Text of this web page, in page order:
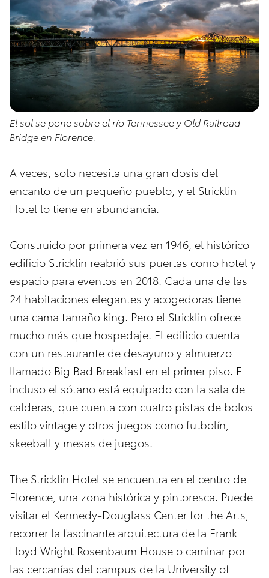
El sol se pone sobre el río Tennessee y Old Railroad
Bridge en Florence.
A veces, solo necesita una gran dosis del
encanto de un pequeño pueblo, y el Stricklin
Hotel lo tiene en abundancia.
Construido por primera vez en 1946, el histórico
edificio Stricklin reabrió sus puertas como hotel y
espacio para eventos en 2018. Cada una de las
24 habitaciones elegantes y acogedoras tiene
una cama tamaño king. Pero el Stricklin ofrece
mucho más que hospedaje. El edificio cuenta
con un restaurante de desayuno y almuerzo
llamado Big Bad Breakfast en el primer piso. E
incluso el sótano está equipado con la sala de
calderas, que cuenta con cuatro pistas de bolos
estilo vintage y otros juegos como futbolín,
skeeball y mesas de juegos.
The Stricklin Hotel se encuentra en el centro de
Florence, una zona histórica y pintoresca. Puede
visitar el Kennedy-Douglass Center for the Arts
recorrer la fascinante arquitectura de la Frank
Lloyd Wright Rosenbaum House o caminar por
las cercanías del campus de la University of